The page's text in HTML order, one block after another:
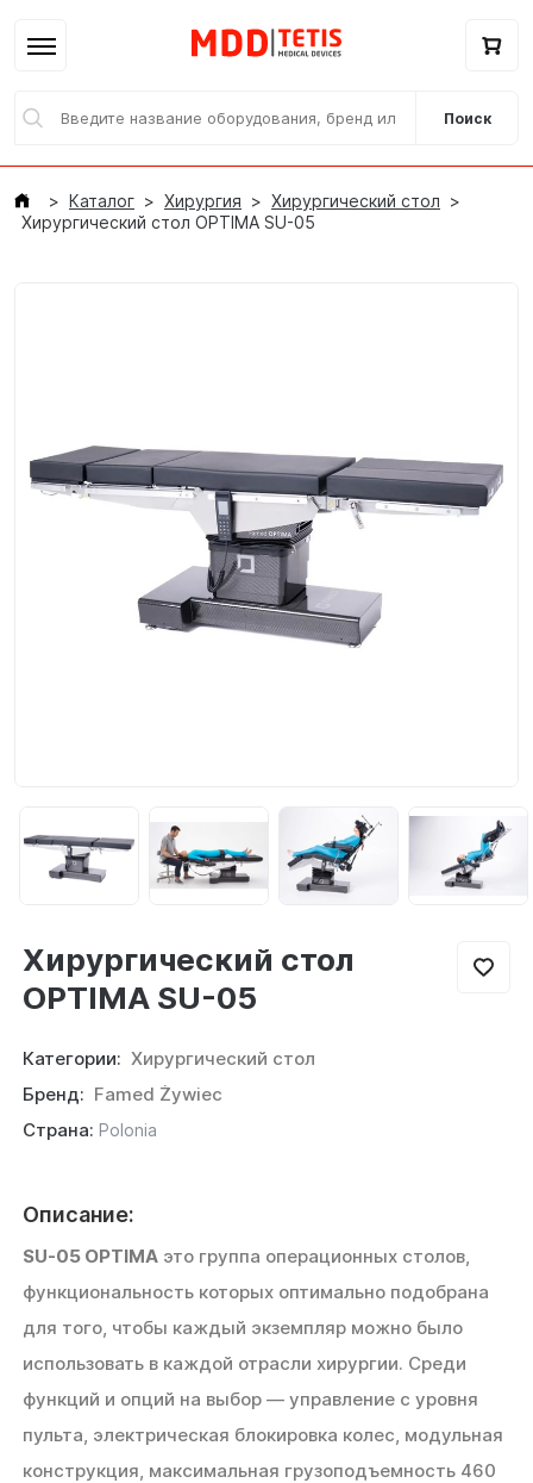
Бренды
О нас
Поиск
Каталог Хирургия
Хирургический стол
Хирургический стол OPTIMA SU-05
Хирургический стол
OPTIMA SU-05
Категории: Хирургический стол
Бренд: Famed Żywiec
Страна: Polonia
Описание:
SU-05 OPTIMAэто группа операционных столов,
функциональность которых оптимально подобрана
для того, чтобы каждый экземпляр можно было
использовать в каждой отрасли хирургии. Среди
функций и опций на выбор — управление с уровня
пульта, электрическая блокировка колес, модульная
конструкция, максимальная грузоподъемность 460